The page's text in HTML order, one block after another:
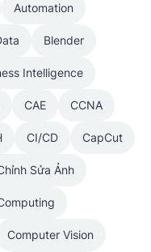
Automation
Blender
Intelligence
CAE CCNA
CI/CD CapCut
Sửa Ảnh
Computer Vision